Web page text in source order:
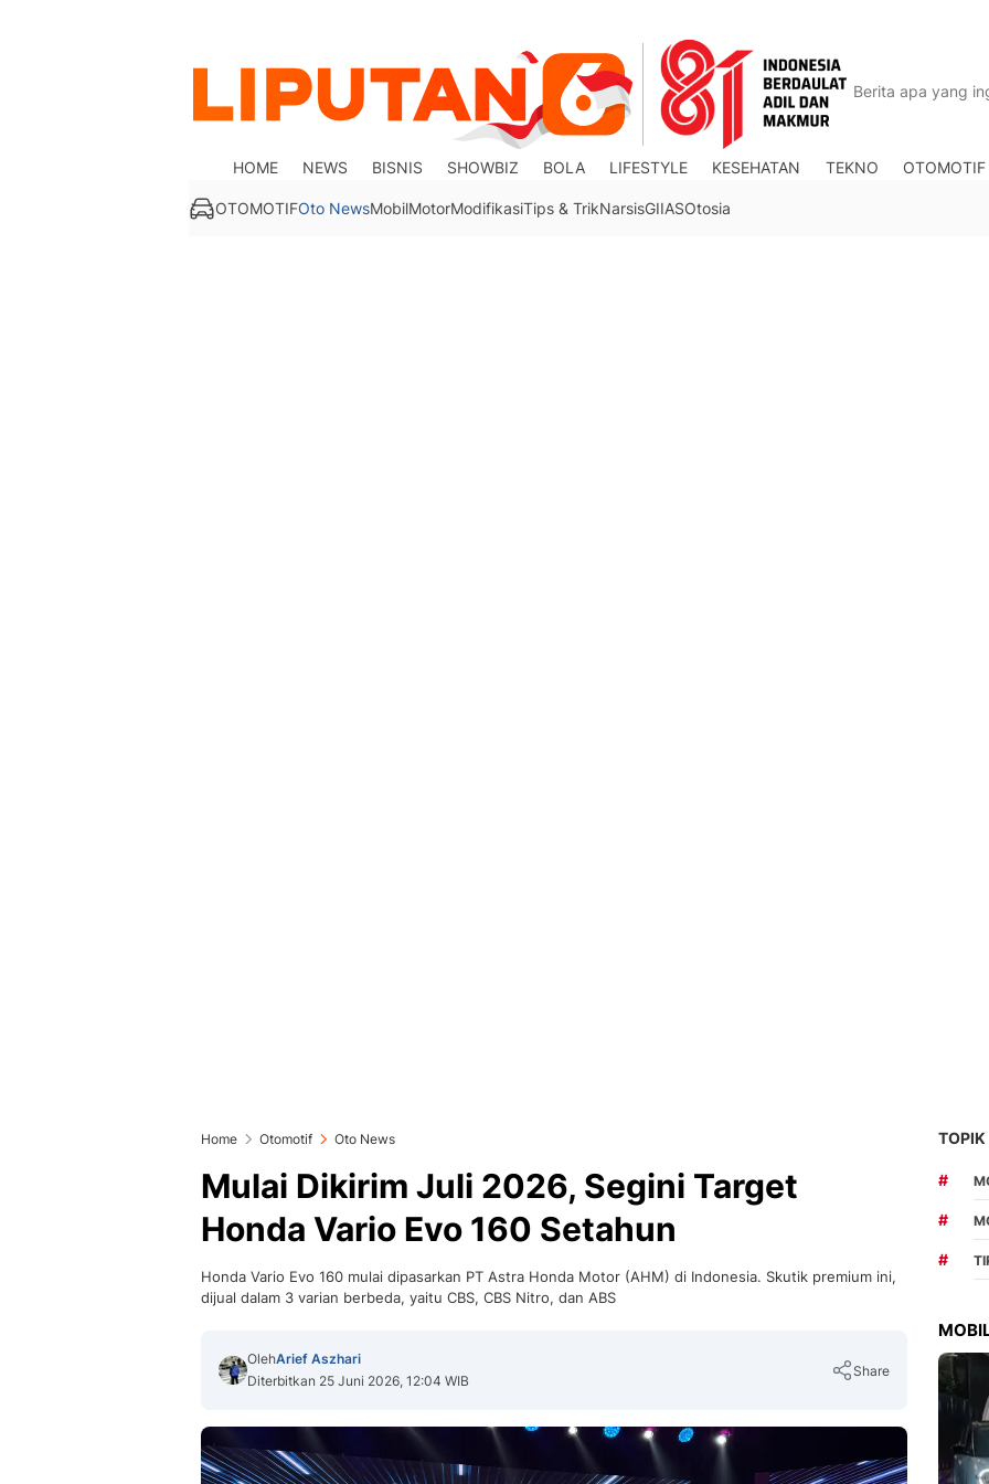
HOME NEWS BISNIS SHOWBIZ BOLA LIFESTYLE KESEHATAN TEKNO OTOMOTIF
OTOMOTIFOto NewsMobilMotorModifikasiTips & TrikNarsisGIIASOtosia
Home Otomotif Oto News
Mulai Dikirim Juli 2026, Segini Target
Honda Vario Evo 160 Setahun
Honda Vario Evo 160 mulai dipasarkan PT Astra Honda Motor (AHM) di Indonesia. Skutik premium ini,
dijual dalam 3 varian berbeda, yaitu CBS, CBS Nitro, dan ABS
OlehArief Aszhari
Diterbitkan 25 Juni 2026, 12:04 WIB
Share
TOPIK
#
#
#